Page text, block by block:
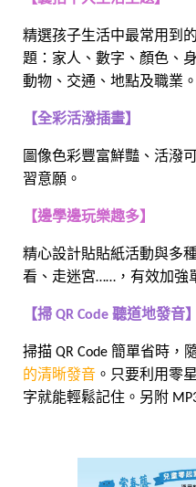
精選孩子生活中最常用到的
題：家人、數字、顏色、
動物、交通、地點及職業。
【全彩活潑插畫】
圖像色彩豐富鮮豔、活潑
習意願。
【邊學邊玩樂趣多】
精心設計貼貼紙活動與多
看、走迷宮……，有效加強
【掃 QR Code 聽道地發音】
掃描 QR Code 簡單省時，
的清晰發音 。只要利用零
字就能輕鬆記住。另附